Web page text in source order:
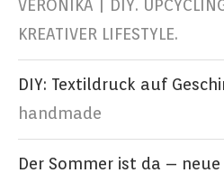
VERONIKA | DIY.
KREATIVER LIFESTYLE.
DIY: Textildruck auf
handmade
Der Sommer ist da –